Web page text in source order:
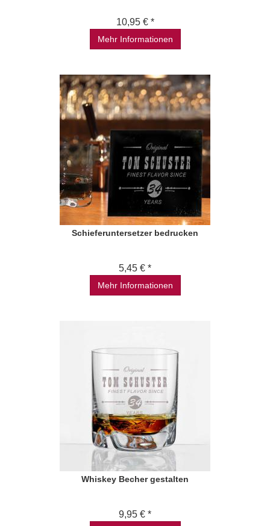
10,95 € *
Mehr Informationen
Schieferuntersetzer bedrucken
5,45 € *
Mehr Informationen
Whiskey Becher gestalten
9,95 € *